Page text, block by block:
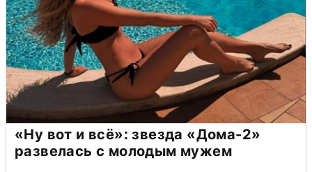
«Ну вот и всё»: звезда «Дома-2»
развелась с молодым мужем